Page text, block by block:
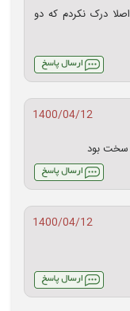
درک نکردم که دو
1400/04/12
سخت بود
1400/04/12